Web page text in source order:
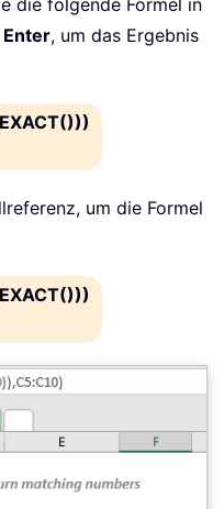
Enter, um das Ergebnis
um die Formel